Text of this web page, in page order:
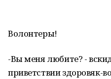
Волонтеры!
-Вы меня любите? -
приветствии здоровяк-